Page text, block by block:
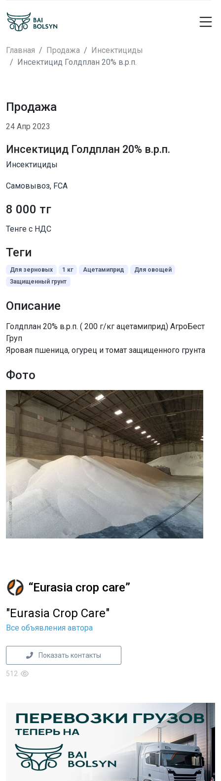
Главная Продажа
Инсектициды
Инсектицид Голдплан 20% в.р.п.
Продажа
24 Апр 2023
Инсектицид Голдплан 20% в.р.п.
Инсектициды
Самовывоз, FCA
8 000 тг
Тенге с НДС
Теги
Для зерновых 1 кг Ацетамиприд
Для овощей
Защищенный грунт
Описание
Голдплан 20% в.р.п. ( 200 г/кг ацетамиприд) АгроБест
Груп
Яровая пшеница, огурец и томат защищенного грунта
Фото
“Eurasia crop care”
"Eurasia Crop Care"
Все объявления автора
Показать контакты
512